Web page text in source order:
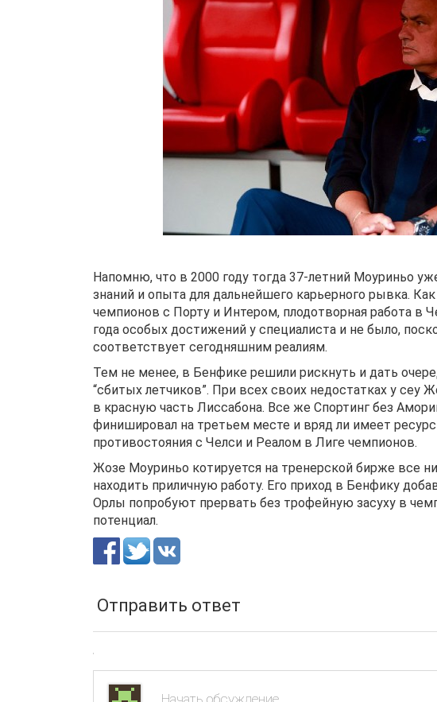
Напомню, что в 2000 году тогда 37-летний Моуриньо
знаний и опыта для дальнейшего карьерного рывка.
чемпионов с Порту и Интером, плодотворная работа в
года особых достижений у специалиста и не было,
соответствует сегодняшним реалиям.
Тем не менее, в Бенфике решили рискнуть и дать
“сбитых летчиков”. При всех своих недостатках у
в красную часть Лиссабона. Все же Спортинг без
финишировал на третьем месте и вряд ли имеет
противостояния с Челси и Реалом в Лиге чемпионов.
Жозе Моуриньо котируется на тренерской бирже все
находить приличную работу. Его приход в Бенфику
Орлы попробуют прервать без трофейную засуху в
потенциал.
Отправить ответ